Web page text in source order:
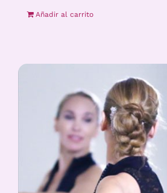
Añadir al carrito